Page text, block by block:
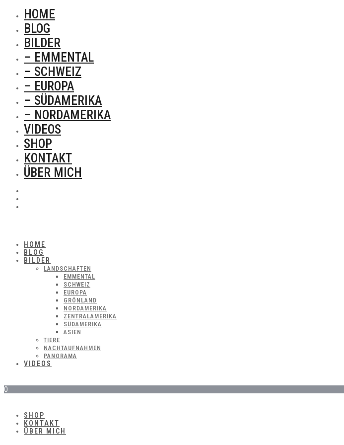
HOME
BLOG
BILDER
– EMMENTAL
– SCHWEIZ
– EUROPA
– SÜDAMERIKA
– NORDAMERIKA
VIDEOS
SHOP
KONTAKT
ÜBER MICH
HOME
BLOG
BILDER
LANDSCHAFTEN
EMMENTAL
SCHWEIZ
EUROPA
GRÖNLAND
NORDAMERIKA
ZENTRALAMERIKA
SÜDAMERIKA
ASIEN
TIERE
NACHTAUFNAHMEN
PANORAMA
VIDEOS
0
SHOP
KONTAKT
ÜBER MICH